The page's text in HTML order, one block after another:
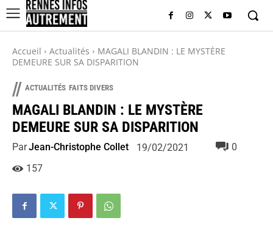
Accueil Actualités
MAGALI BLANDIN : LE MYSTÈRE
DEMEURE SUR SA DISPARITION
// ACTUALITÉS FAITS DIVERS
MAGALI BLANDIN : LE MYSTÈRE
DEMEURE SUR SA DISPARITION
ParJean-Christophe Collet 19/02/2021
0
157